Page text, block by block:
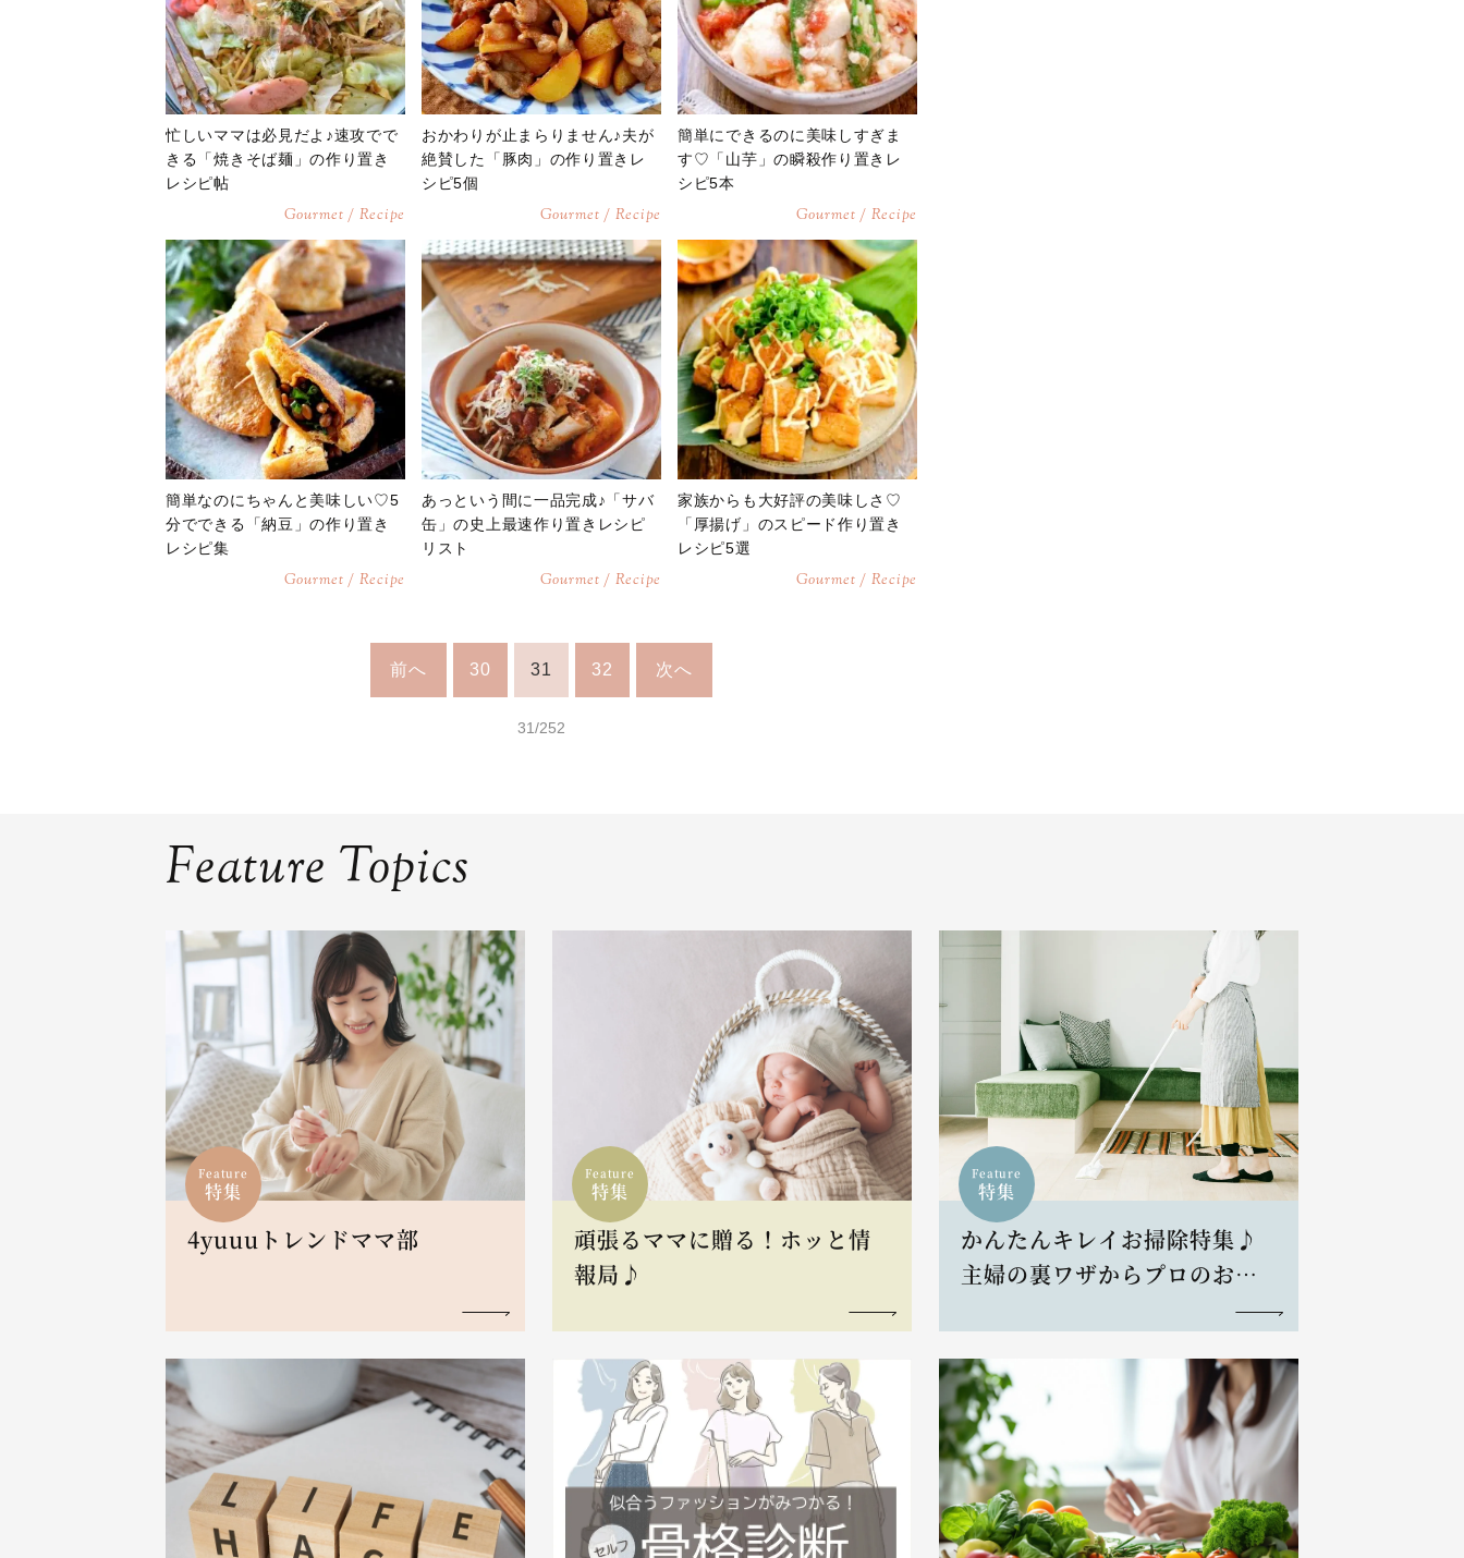
忙しいママは必見だよ♪速攻でで
きる「焼きそば麺」の作り置き
レシピ帖
Gourmet / Recipe
おかわりが止まらりません♪夫が
絶賛した「豚肉」の作り置きレ
シピ5個
Gourmet / Recipe
簡単にできるのに美味しすぎま
す♡「山芋」の瞬殺作り置きレ
シピ5本
Gourmet / Recipe
簡単なのにちゃんと美味しい♡5
分でできる「納豆」の作り置き
レシピ集
Gourmet / Recipe
あっという間に一品完成♪「サバ
缶」の史上最速作り置きレシピ
リスト
Gourmet / Recipe
家族からも大好評の美味しさ♡
「厚揚げ」のスピード作り置き
レシピ5選
Gourmet / Recipe
前へ 30 31 32 次へ
31/252
Feature Topics
Feature
特集
4yuuuトレンドママ部
Feature
特集
頑張るママに贈る！ホッと情
報局♪
Feature
特集
かんたんキレイお掃除特集♪
主婦の裏ワザからプロのお掃